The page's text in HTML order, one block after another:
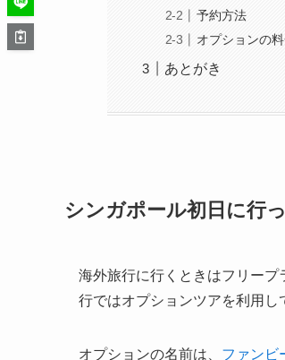
予約方法
オプションの
あとがき
シンガポール初日に行
海外旅行に行くときはフリー
行ではオプションツアを利用し
オプションの名前は、 ファンビ